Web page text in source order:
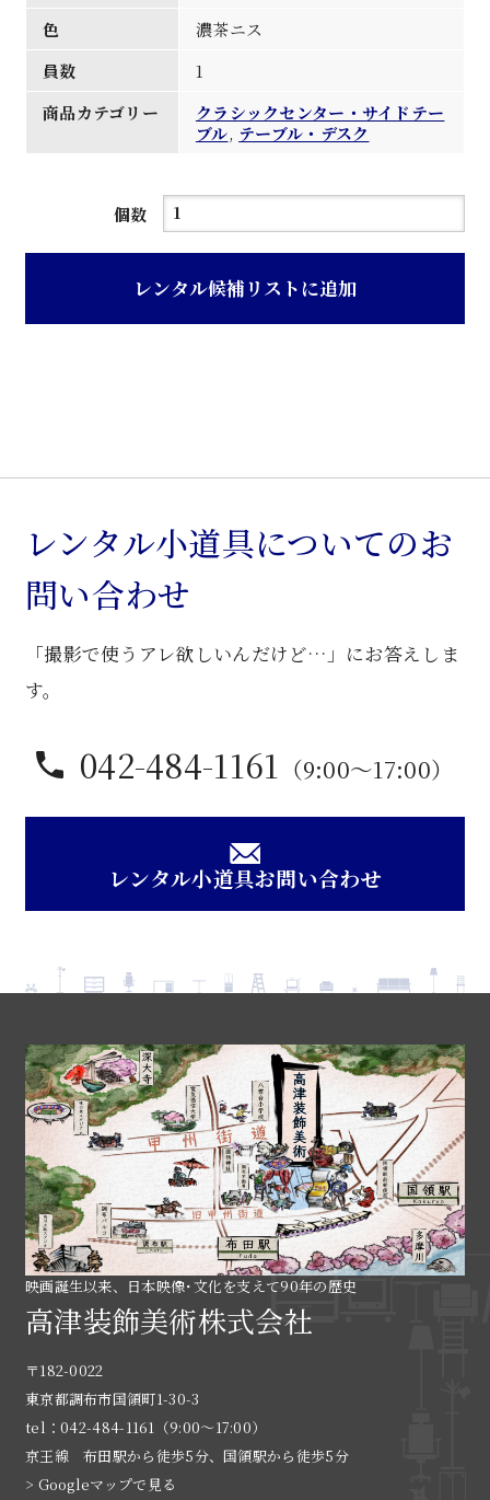
色
濃茶ニス
員数
1
商品カテゴリー
クラシックセンター・サイドテー
ブル, テーブル・デスク
個数
雲
板
子
個
レンタル候補リストに追加
レンタル小道具についてのお
問い合わせ
「撮影で使うアレ欲しいんだけど…」にお答えしま
す。
042-484-1161 （9:00〜17:00）
レンタル小道具お問い合わせ
映画誕生以来、日本映像･文化を支えて90年の歴史
高津装飾美術株式会社
〒182-0022
東京都調布市国領町1-30-3
tel：042-484-1161（9:00〜17:00）
京王線 布田駅から徒歩5分、国領駅から徒歩5分
> Googleマップで見る